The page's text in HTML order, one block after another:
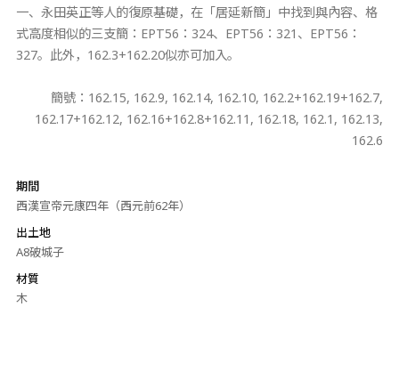
一、永田英正等人的復原基礎，在「居延新簡」中找到與內容、格
式高度相似的三支簡：EPT56：324、EPT56：321、EPT56：
327。此外，162.3+162.20似亦可加入。
簡號：162.15, 162.9, 162.14, 162.10, 162.2+162.19+162.7,
162.17+162.12, 162.16+162.8+162.11, 162.18, 162.1, 162.13,
162.6
期間
西漢宣帝元康四年（西元前62年）
出土地
A8破城子
材質
木